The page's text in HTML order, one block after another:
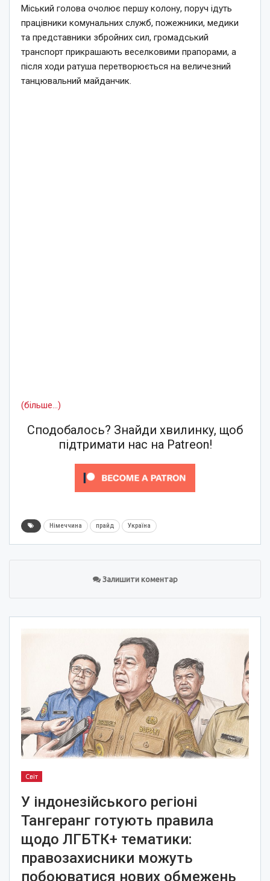
Міський голова очолює першу колону, поруч ідуть
працівники комунальних служб, пожежники, медики
та представники збройних сил, громадський
транспорт прикрашають веселковими прапорами, а
після ходи ратуша перетворюється на величезний
танцювальний майданчик.
(більше…)
Сподобалось? Знайди хвилинку, щоб
підтримати нас на Patreon!
Німеччина прайд Україна
Залишити коментар
Світ
У індонезійського регіоні
Тангеранг готують правила
щодо ЛГБТК+ тематики:
правозахисники можуть
побоюватися нових обмежень